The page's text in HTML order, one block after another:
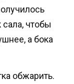
чтобы
а бока
обжарить.